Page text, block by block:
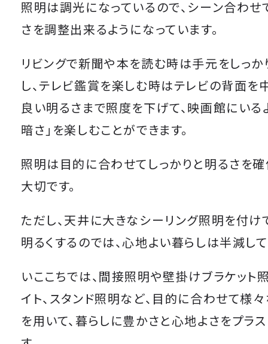
照明は調光になっているので、シーン合わせ
さを調整出来るようになっています。
リビングで新聞や本を読む時は手元をしっか
し、テレビ鑑賞を楽しむ時はテレビの背面を
良い明るさまで照度を下げて、映画館にいる
暗さ」を楽しむことができます。
照明は目的に合わせてしっかりと明るさを
大切です。
ただし、天井に大きなシーリング照明を付
明るくするのでは、心地よい暮らしは半減して
いここちでは、間接照明や壁掛けブラケット
イト、スタンド照明など、目的に合わせて様
を用いて、暮らしに豊かさと心地よさをプラ